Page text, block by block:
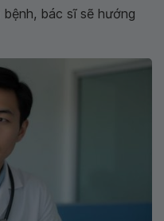
bác sĩ sẽ hướng